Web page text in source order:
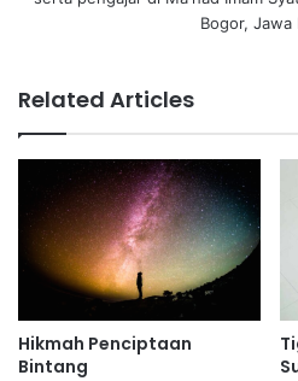
Bogor, Jawa
Related Articles
Hikmah Penciptaan
Bintang